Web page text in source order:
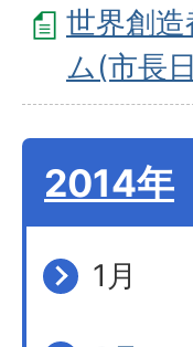
世界創
ム(市長
2014年
1月